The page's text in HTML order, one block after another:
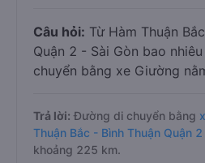
Câu hỏi: Từ Hàm Thuận
Quận 2 - Sài Gòn bao
chuyển bằng xe Giường
Trả lời: Đường di chuyển bằng
Thuận Bắc - Bình Thuận Quận 2
khoảng 225 km.